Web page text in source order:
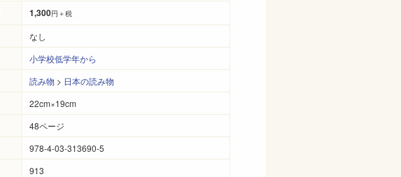
1,300円＋税
なし
小学校低学年から
読み物 > 日本の読み物
22cm×19cm
48ページ
978-4-03-313690-5
913